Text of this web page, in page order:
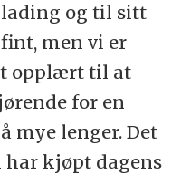
lading og til sitt
men vi er
opplært til at
for en
mye lenger. Det
har kjøpt dagens